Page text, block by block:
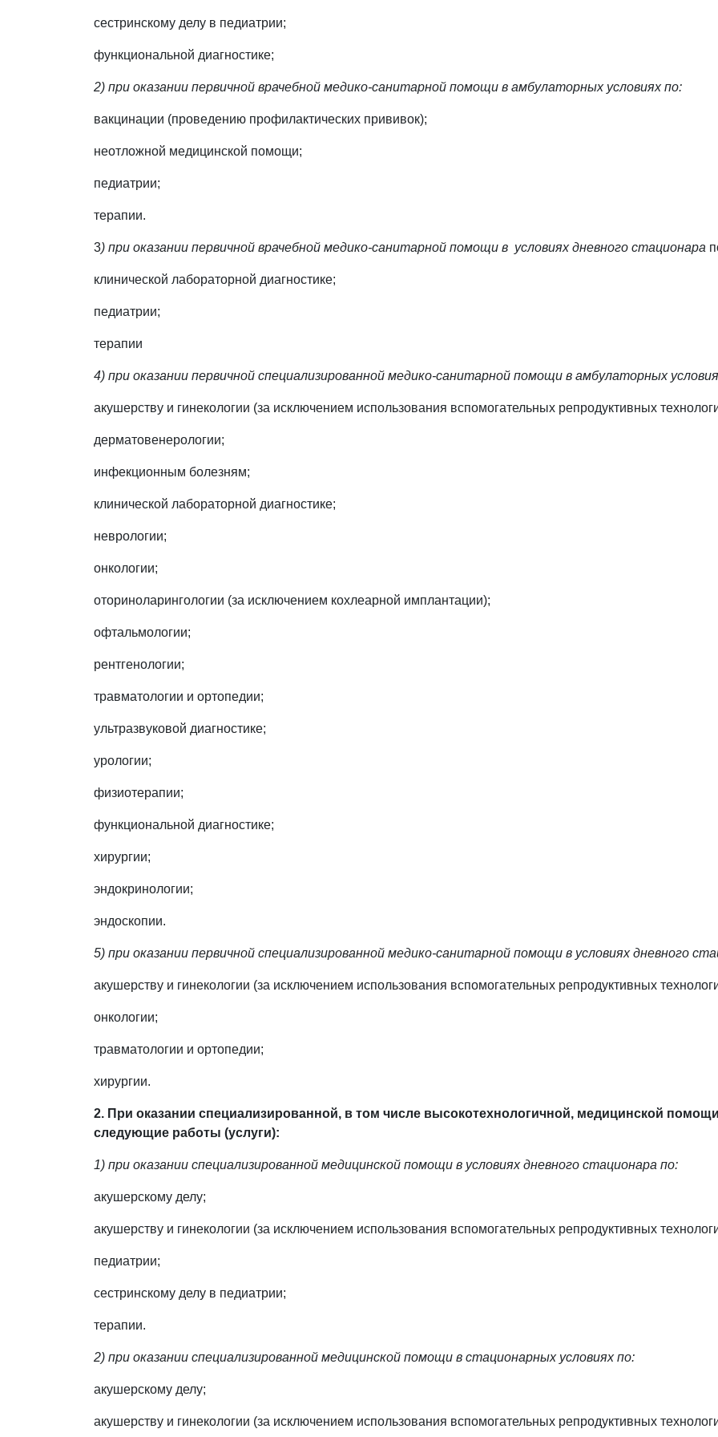
сестринскому делу в педиатрии;
функциональной диагностике;
2) при оказании первичной врачебной медико-санитарной помощи в амбулаторных условиях по:
вакцинации (проведению профилактических прививок);
неотложной медицинской помощи;
педиатрии;
терапии.
3) при оказании первичной врачебной медико-санитарной помощи в условиях дневного стационара
клинической лабораторной диагностике;
педиатрии;
терапии
4) при оказании первичной специализированной медико-санитарной помощи в амбулаторных
акушерству и гинекологии (за исключением использования вспомогательных репродуктивных
дерматовенерологии;
инфекционным болезням;
клинической лабораторной диагностике;
неврологии;
онкологии;
оториноларингологии (за исключением кохлеарной имплантации);
офтальмологии;
рентгенологии;
травматологии и ортопедии;
ультразвуковой диагностике;
урологии;
физиотерапии;
функциональной диагностике;
хирургии;
эндокринологии;
эндоскопии.
5) при оказании первичной специализированной медико-санитарной помощи в условиях дневного
акушерству и гинекологии (за исключением использования вспомогательных репродуктивных
онкологии;
травматологии и ортопедии;
хирургии.
2. При оказании специализированной, в том числе высокотехнологичной, медицинской
следующие работы (услуги):
1) при оказании специализированной медицинской помощи в условиях дневного стационара по:
акушерскому делу;
акушерству и гинекологии (за исключением использования вспомогательных репродуктивных
педиатрии;
сестринскому делу в педиатрии;
терапии.
2) при оказании специализированной медицинской помощи в стационарных условиях по:
акушерскому делу;
акушерству и гинекологии (за исключением использования вспомогательных репродуктивных